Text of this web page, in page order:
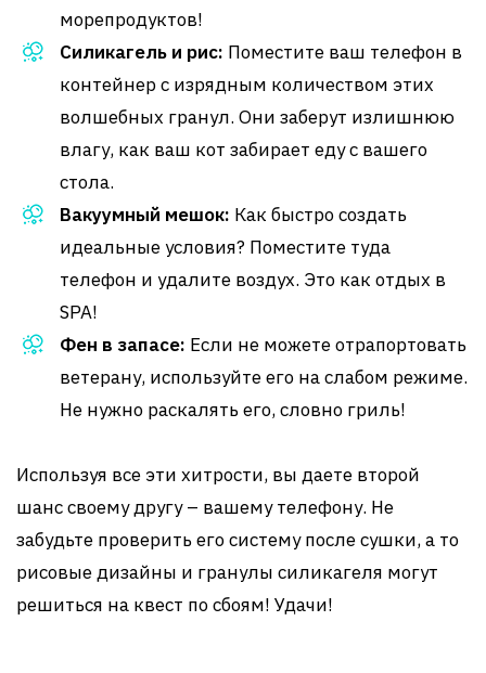
морепродуктов!
Силикагель и рис: Поместите ваш телефон в
контейнер с изрядным количеством этих
волшебных гранул. Они заберут излишнюю
влагу, как ваш кот забирает еду с вашего
стола.
Вакуумный мешок: Как быстро создать
идеальные условия? Поместите туда
телефон и удалите воздух. Это как отдых в
SPA!
Фен в запасе: Если не можете отрапортовать
ветерану, используйте его на слабом режиме.
Не нужно раскалять его, словно гриль!
Используя все эти хитрости, вы даете второй
шанс своему другу – вашему телефону. Не
забудьте проверить его систему после сушки, а то
рисовые дизайны и гранулы силикагеля могут
решиться на квест по сбоям! Удачи!